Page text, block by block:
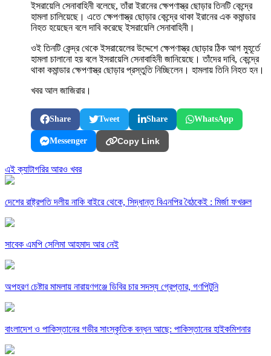
ইসরায়েলি সেনাবাহিনী বলেছে, তাঁরা ইরানের ক্ষেপণাস্ত্র ছোড়ার তিনটি কেন্দ্রে
হামলা চালিয়েছে। এতে ক্ষেপণাস্ত্র ছোড়ার কেন্দ্রে থাকা ইরানের এক কমান্ডার
নিহত হয়েছেন বলে দাবি করেছে ইসরায়েলি সেনাবাহিনী।
ওই তিনটি কেন্দ্র থেকে ইসরায়েলের উদ্দেশে ক্ষেপণাস্ত্র ছোড়ার ঠিক আগ মুহূর্তে
হামলা চালানো হয় বলে ইসরায়েলি সেনাবাহিনী জানিয়েছে। তাঁদের দাবি, কেন্দ্রে
থাকা কমান্ডার ক্ষেপণাস্ত্র ছোড়ার প্রস্তুতি নিচ্ছিলেন। হামলায় তিনি নিহত হন।
খবর আল জাজিরার।
Share Tweet Share WhatsApp
Messenger Copy Link
এই ক্যাটাগরির আরও খবর
দেশের রাষ্ট্রপতি দলীয় নাকি বাইরে থেকে, সিদ্ধান্ত বিএনপির বৈঠকেই : মির্জা ফখরুল
সাবেক এমপি সেলিমা আহমাদ আর নেই
অপহরণ চেষ্টার মামলায় নারায়ণগঞ্জে ডিবির চার সদস্য গ্রেপ্তার, গণপিটুনি
বাংলাদেশ ও পাকিস্তানের গভীর সাংস্কৃতিক বন্ধন আছে: পাকিস্তানের হাইকমিশনার